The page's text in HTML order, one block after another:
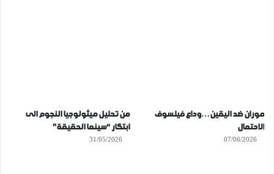
موران ضد اليقين…وداع فيلسوف
الاحتمال
07/06/2026
من تحليل ميثولوجيا النجوم الى
ابتكار “سينما الحقيقة”
31/05/2026